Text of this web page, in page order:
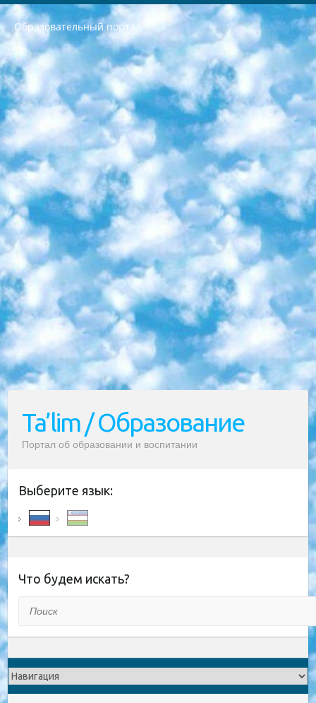
Образовательный портал
РЕСПУБЛИКА УЗБЕКИСТАН МИНИСТРЕРСТВО ДОШКОЛЬНОГО И ШКОЛЬНОГО ОБРАЗОВАНИЯ КОМАНДА в общеобразовательных учреждениях в 2023-2024 учебном году организация и проведение итоговой государственной аттестации обучающихся о Министра дошкольного и школьного образования Республики Узбекистан от 4 марта 2008 года (постановлением Минюста от 20 марта 2008 года № 1778 государственной регистрации) «Итоговое состояние учащихся общего среднего образования на основании положения об утверждении положения об аттестации общего среднего образования выпускной экзамен студентов в образовательных учреждениях в 2023-2024 учебном году В целях организации и прохождения аттестации приказываю: 1. Следующее: перечень предметов, по которым будет проводиться итоговая государственная аттестация и экзамен формы перевода согласно приложению 1; сертификаты международного образца, оценивающие уровень владения иностранными языками перечень согласно приложению 2; 2. Педагогический при специализированных образовательных учреждениях. научно-практический центр квалификации и международной оценки (Д.Давидова) 2024 г. До 25 марта: задания по предметам, по которым будет проводиться итоговая аттестация разработка и утверждение технических условий; итоговая аттестация на основании разработанного предметного задания разработка вопросов по предметам (устно и письменно), экзамен передача; общеобразовательные средние школы и специальные учебные заведения учащиеся выпускных классов школ и интернатов в агентской системе подготовка базы данных экзаменационных материалов и критериев оценки; перевод базы экзаменационных материалов на все языки обучения подать в Республиканский образовательный центр для изготовления; варианты экзаменов на основе разработанных контрольных материалов пусть будут поставлены задачи формирования. 3. Республиканский образовательный центр (Ш.Худайкулов) до 5 апреля 2024 года. до: база данных предоставленных экзаменационных материалов на все языки обучения перевод и экспертиза; для слепых, слабовидящих, глухих, слабослышащих и умственно отсталых детей учащиеся выпускных классов специализированных школ и школ-интернатов база данных экзаменационных материалов на всех преподаваемых языках подготовка критериев оценки; специализированные школы для умственно отсталых детей и технологии для учащихся выпускных классов школ-интернатов разработка соответствующих рекомендаций и критериев проведения ЕГЭ по естествознанию давать задания. 4. Педагогический при специализированных образовательных учреждениях. Научно-практический центр навыков и международной оценки (Д.Давидова), Республика образовательный центр (Худайкулов Ш.) итоговый государственный аттестационный экзамен ориентирован на творческое и логическое мышление при подготовке базы материалов учитывать введение заданий. 5. Следует отметить, что: сертификат государственного образца о знании общеобразовательного предмета и как минимум национальный уровень B1 по предметам на иностранных языках, указанным в Приложении 2. или международно признанный сертификат эквивалентного уровня студенты, изучающие определенный предмет, освобождаются от экзамена; по соответствующим предметам запланирована итоговая государственная аттестация за день до дня, путем жеребьевки Рабочей группой (в письменной форме по предметам, проводимым в форме) из числа сформированных вариантов выбрано 2 варианта; 2 выбранных варианта экзамена анонсированы на официальном сайте министерства и все выпускники по всей стране на основе этих вариантов проводит итоговую государственную аттестацию. 6. Государственное образование учащихся средних общеобразовательных учреждений. знания в соответствии с квалификационными требованиями, которые необходимо приобрести на основании стандартов итоговый (выпускной) контроль для 9 и 11 классов в целях тестирования Экзамены (далее – экзамены) состоят из предметов, перечисленных в приложении 1. будет сделано. 7. Экзамены пройдут с 26 мая по 15 июня 2024 г. (кроме науки физического воспитания). 8. Физическая для учащихся 9 классов общесредних образовательных учреждений. Экзамены по предмету «Образование, квалификация медицина» 1-6 мая 2024 года. сотрудники перевести под присмотр (с отклонениями в физическом или умственном развитии) специализированная школа для детей, школы-интернаты и со сколиозом школы-интернаты санаторного типа для больных детей исключены). 9. Он был слепым, слабовидящим и имел нарушения опорно-двигательного аппарата. экзамены в специализированных школах и интернатах для детей должны проводиться исходя из требований, предъявляемых к общеобразовательным учреждениям (физкультура кроме науки). 10. Специализированная школа для глухих и слабослышащих детей. и экзамены в интернатах и быть реализован в виде письменного теста по математике. 11. Специальность для умственно отсталых детей. Для 9 класса Родной язык и литературное письмо Государственный язык (язык обучения – узбекский). для неклассов) написано Математическое письмо Письменная/устная история Узбекистана Физическое воспитание практично Итоговый контроль Для 11 класса Написание родного языка и литературы (эссе) Математическое письмо Узбекский язык (обучение на узбекском языке) не посещающее общее среднее образование для учреждений)/Образовательное учреждение выбор письменный и устный Иностранный язык письменный/устный Письменная/устная история Узбекистана *По выбору студента:  Химия  Физика  Основы государственного права  География 10 бесплатных образовательных ресурсов - Мы составили подборку онлайн-проектов с интерактивными упражнениями, видеолекциями и статьями. Они помогут вам обрести новые и освежить старые знания бесплатно. 1. «ИНТУИТ» Старейшая образовательная площадка Рунета. Здесь вы найдёте сотни текстовых и видеокурсов на десятки различных тем — от программирования до психологии. Многие курсы подготовлены российскими университетами и крупными международными компаниями вроде Intel и Microsoft. Самостоятельное обучение бесплатное, но желающие могут оплатить услуги персональных наставников. 2. «Смартия» знакомит с актуальными профессиями и подсказывает, как им обучаться. Выбрав заинтересовавшую вас специальность — SMM-специалист, фотограф, веб-дизайнер или другую, — увидите список необходимых для неё умений. Чтобы вы могли освоить их самостоятельно, для каждого умения площадка отображает подборку ссылок на учебные материалы. Хотя «Смартия» ориентируется на русскоязычную аудиторию, часть контента всё же доступна только на английском. 3. «Лекторий Физтеха» Проект Московского физико-технического института (Физтеха). С его помощью вы можете смотреть онлайн серии лекций, записанные на видео в этом вузе. В числе доступных предметов — физика, биология, химия, информационные технологии и другие. К некоторым лекциям администрация ресурса прилагает готовые конспекты, которые можно скачивать в PDF-формате. 4. ITMOcourses Онлайн-площадка Санкт-Петербургского национального исследовательского университета информационных технологий, механики и оптики (ИТМО). Ресурс предоставляет свободный доступ к курсам, разработанным в этом вузе. Каталог материалов разбит на четыре категории: «Оптические системы и технологии», «Приборостроение и робототехника», «Информационные технологии» и «Биотехнологии». Курсы состоят из видеолекций, интерактивных демонстраций и заданий. 5. «КиберЛенинка» Электронная научная библиотека открытого доступа. Каталог площадки регулярно обрастает текстами статей из различных научных изданий. Сгруппированные по журналам и рубрикам публикации можно читать онлайн или скачивать целиком в PDF-формате. Проект нацелен на популяризацию науки за счёт открытого доступа к качественной информации. 6. «ПостНаука» На этом ресурсе публикуют подборки видеолекций, составленные экспертами из разных отраслей и объединённые общими темами. Среди них, к примеру, есть серии «Биоинформатика и геномика», «Культура средневековой Скандинавии» и Cinema Studies о теории кино. Каждая подборка лекций — логически связанная история, рассказанная экспертом от первого лица. Кроме того, на сайте появляются научно-образовательные статьи и тесты на разные темы. 7. «Newочём» Команда проекта «Newочём» отбирает самые интересные тексты из англоязычных СМИ и переводит те из них, за которые голосуют участники сообщества «ВКонтакте». По большей части это научно-популярные статьи. Редакторы придумывают лишь заголовки, в остальном содержание переводов соответствует оригиналам. Полные тексты можно читать прямо в социальной сети. 8. InternetUrok Онлайн-база материалов по основным дисциплинам школьной программы. Информация на сайте структурирована по классам, предметам и темам (урокам). Каждый урок состоит из видеолекций и конспектов. Есть также интерактивные тренажёры и тесты для закрепления пройденного материала. Даже если вы давно окончили школу, возможность повторить программу старших классов всегда может пригодиться. 9. Edutainme Ещё один ресурс об образовании. В отличие от Newtonew, как мне кажется, Edutainme больше ориентируется на представителей индустрии: педагогов, предпринимателей, разработчиков образовательных проектов. Но и любой, кто просто стремится к саморазвитию, найдёт на сайте много полезного и интересного для себя. Например, информацию о новых курсах и образовательных сервисах. 10. Newtonew Онлайн-медиа об образовании и обучении в широком смысле. Авторы Newtonew пишут об инструментах, заведениях, тактиках и стратегиях, которые помогают учить других и получать новые знания самостоятельно. На этой площадке вы найдёте новости, обзоры, аналитические мат
Ta’lim / Образование
Портал об образовании и воспитании
Выберите язык:
Что будем искать?